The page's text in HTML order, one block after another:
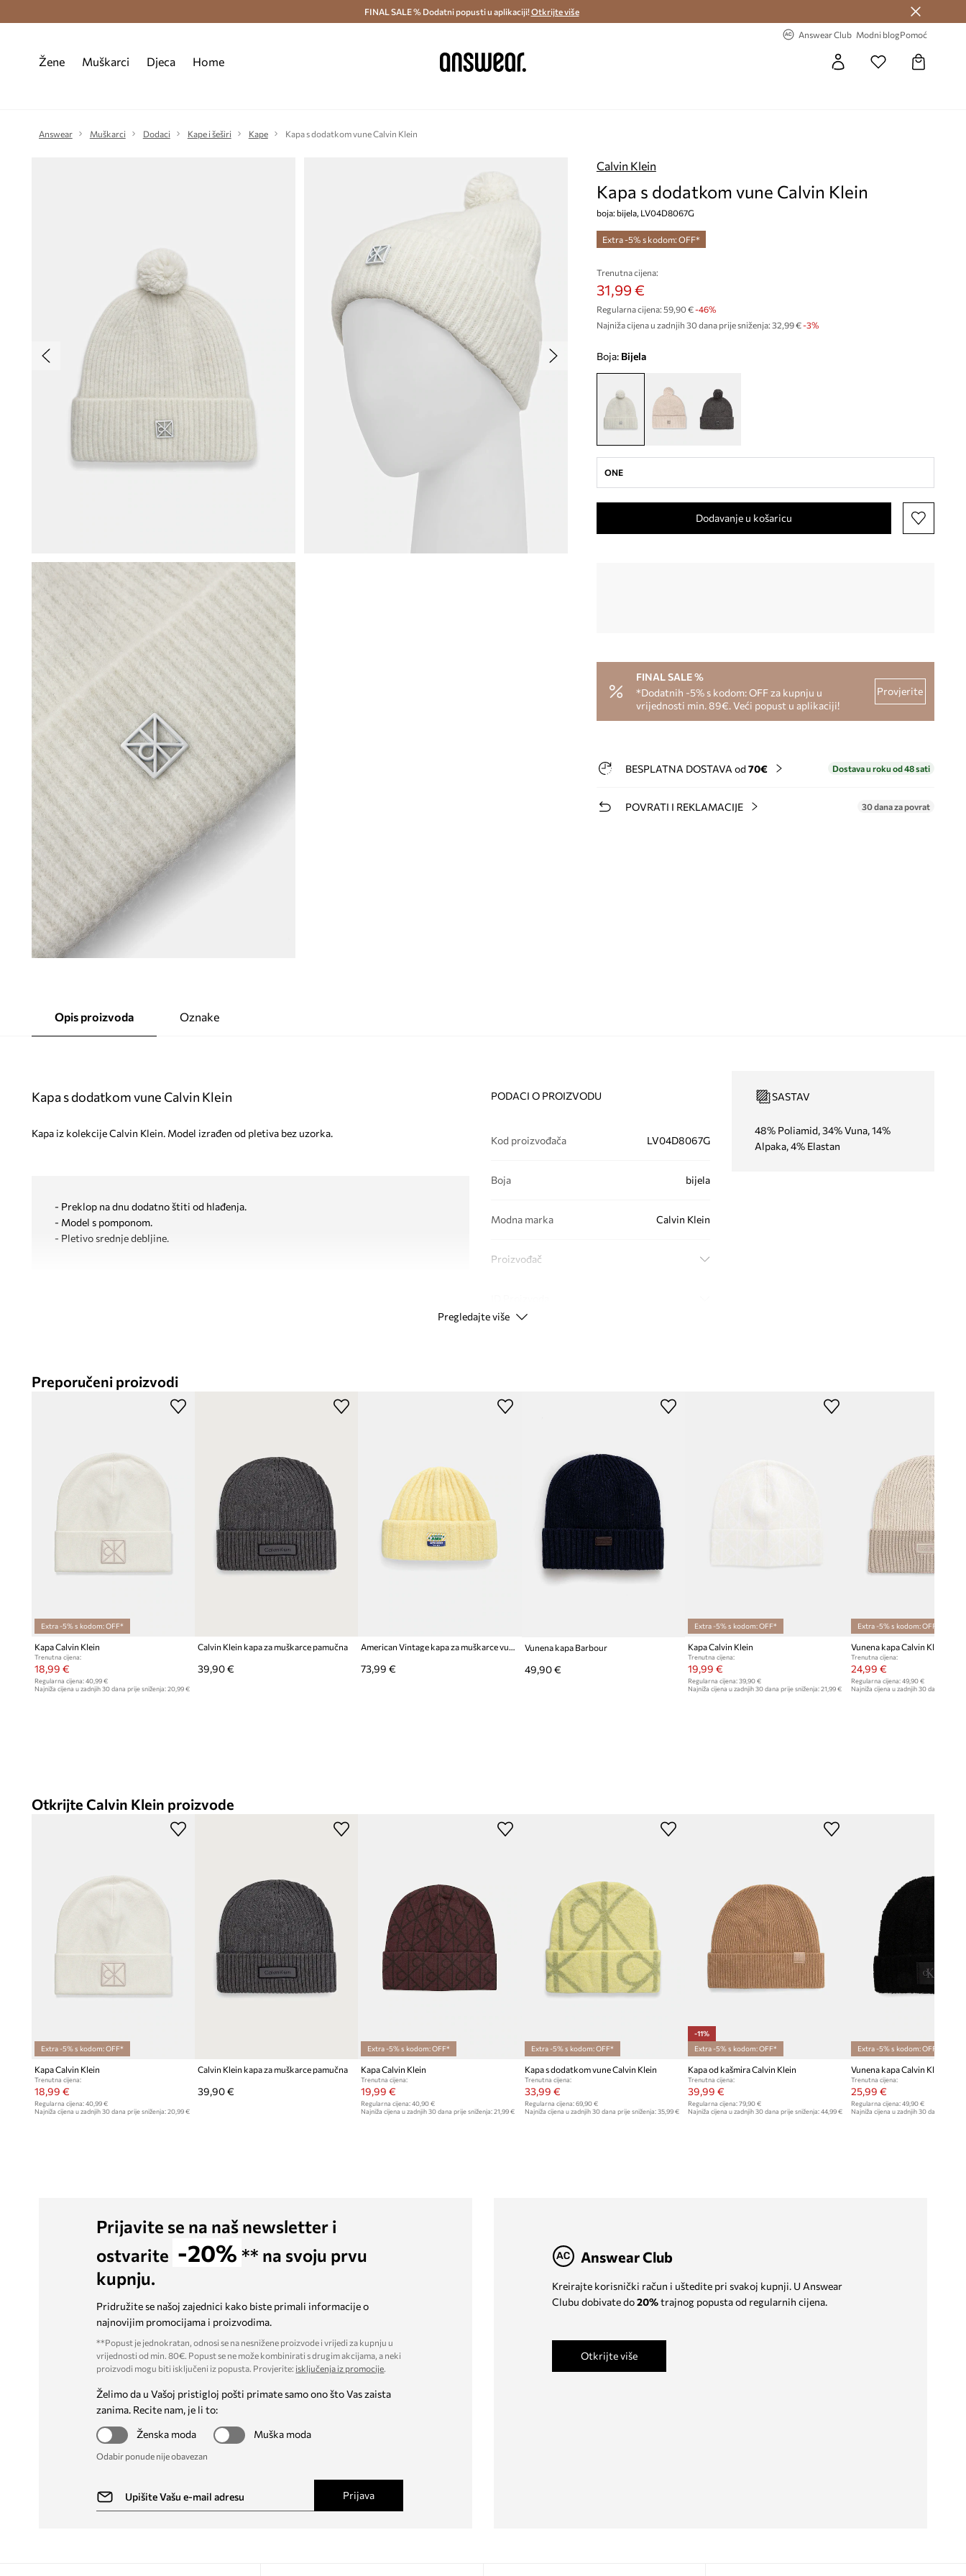
Besplatna dostava i povrat (od 70€) > Dostava u roku 48 sati >
FINAL SALE % Dodatni popusti u aplikaciji!Otkrijte više
Answear Club Modni blogPomoć
Žene Muškarci Djeca Home
Answear Muškarci Dodaci Kape i šeširi Kape Kapa s dodatkom vune Calvin Klein
Calvin Klein
Kapa s dodatkom vune Calvin Klein
boja: bijela, LV04D8067G
Extra -5% s kodom: OFF*
Trenutna cijena:
31,99 €
Regularna cijena: 59,90 €-46%
Najniža cijena u zadnjih 30 dana prije sniženja: 32,99 € -3%
Boja: bijela
ONE
Dodavanje u košaricu
FINAL SALE %
*Dodatnih -5% s kodom: OFF za kupnju u
vrijednosti min. 89€. Veći popust u aplikaciji!
Provjerite
BESPLATNA DOSTAVA od 70€ Dostava u roku od 48 sati
POVRATI I REKLAMACIJE 30 dana za povrat
Opis proizvoda Oznake
Kapa s dodatkom vune Calvin Klein
Kapa iz kolekcije Calvin Klein. Model izrađen od pletiva bez uzorka.
- Preklop na dnu dodatno štiti od hlađenja.
- Model s pomponom.
- Pletivo srednje debljine.
PODACI O PROIZVODU
Kod proizvođača LV04D8067G
Boja bijela
Modna marka Calvin Klein
Proizvođač
SASTAV
48% Poliamid, 34% Vuna, 14%
Alpaka, 4% Elastan
Pregledajte više
Preporučeni proizvodi
Extra -5% s kodom: OFF*
Kapa Calvin Klein
Trenutna cijena:
18,99 €
Regularna cijena: 40,99 €
Najniža cijena u zadnjih 30 dana prije sniženja: 20,99 €
Calvin Klein kapa za muškarce pamučna
39,90 €
American Vintage kapa za muškarce vunena
73,99 €
Vunena kapa Barbour
49,90 €
Extra -5% s kodom: OFF*
Kapa Calvin Klein
Trenutna cijena:
19,99 €
Regularna cijena:39,90 €
Najniža cijena u zadnjih 30 dana prije sniženja:21,99 €
Extra -5% s kodom: OFF*
Vunena kapa Calvin Klein
Trenutna cijena:
24,99 €
Regularna cijena: 49,90 €
Najniža cijena u zadnjih 30 dana prije
Otkrijte Calvin Klein proizvode
Extra -5% s kodom: OFF*
Kapa Calvin Klein
Trenutna cijena:
18,99 €
Regularna cijena: 40,99 €
Najniža cijena u zadnjih 30 dana prije sniženja: 20,99 €
Calvin Klein kapa za muškarce pamučna
39,90 €
Extra -5% s kodom: OFF*
Kapa Calvin Klein
Trenutna cijena:
19,99 €
Regularna cijena: 40,90 €
Najniža cijena u zadnjih 30 dana prije sniženja: 21,99 €
Extra -5% s kodom: OFF*
Kapa s dodatkom vune Calvin Klein
Trenutna cijena:
33,99 €
Regularna cijena: 69,90 €
Najniža cijena u zadnjih 30 dana prije sniženja: 35,99 €
-11%
Extra -5% s kodom: OFF*
Kapa od kašmira Calvin Klein
Trenutna cijena:
39,99 €
Regularna cijena:79,90 €
Najniža cijena u zadnjih 30 dana prije sniženja:44,99 €
Extra -5% s kodom: OFF*
Vunena kapa Calvin Klein
Trenutna cijena:
25,99 €
Regularna cijena: 49,90 €
Najniža cijena u zadnjih 30 dana prije
Prijavite se na naš newsletter i
ostvarite -20% ** na svoju prvu
kupnju.
Pridružite se našoj zajednici kako biste primali informacije o
najnovijim promocijama i proizvodima.
**Popust je jednokratan, odnosi se na nesnižene proizvode i vrijedi za kupnju u
vrijednosti od min. 80€. Popust se ne može kombinirati s drugim akcijama, a neki
proizvodi mogu biti isključeni iz popusta. Provjerite: isključenja iz promocije
Želimo da u Vašoj pristigloj pošti primate samo ono što Vas zaista
zanima. Recite nam, je li to:
Ženska moda
Muška moda
Odabir ponude nije obavezan
Prijava
Answear Club
Kreirajte korisnički račun i uštedite pri svakoj kupnji. U Answear
Clubu dobivate do20%trajnog popusta od regularnih cijena.
Otkrijte više